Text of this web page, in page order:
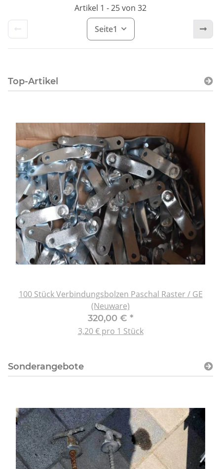
Artikel 1 - 25 von 32
Seite1
Top-Artikel
100 Stück Verbindungsbolzen Paschal Raster / GE
(Neuware)
320,00 € *
3,20 € pro 1 Stück
Sonderangebote